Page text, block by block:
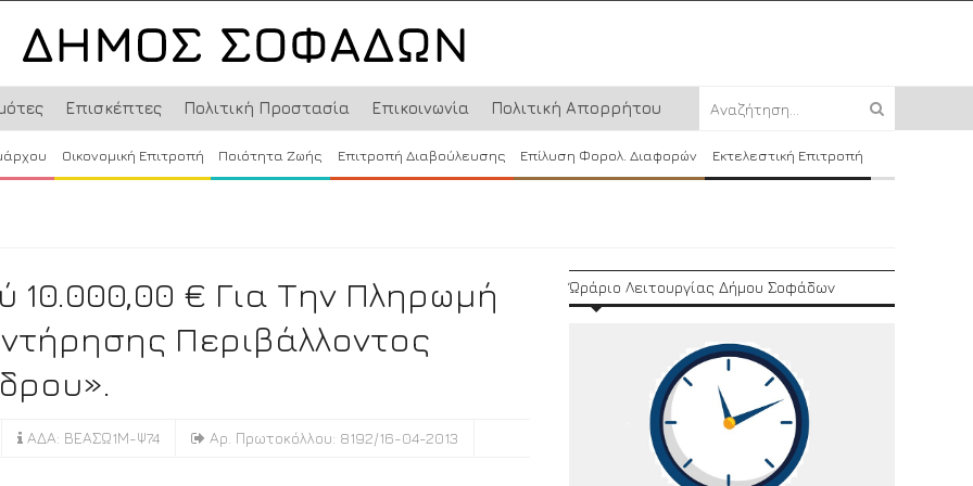
Επισκέπτες Πολιτική Προστασία Επικοινωνία Πολιτική Απορρήτου
Οικονομική Επιτροπή Ποιότητα Ζωής Επιτροπή Διαβούλευσης Επίλυση Φορολ. Διαφορών Εκτελεστική Επιτροπή
€ Για Την Πληρωμή
Περιβάλλοντος
ΑΔΑ: ΒΕΑΣΩ1Μ-Ψ74 Αρ. Πρωτοκόλλου: 8192/16-04-2013
Ώράριο Λειτουργίας Δήμου Σοφάδων